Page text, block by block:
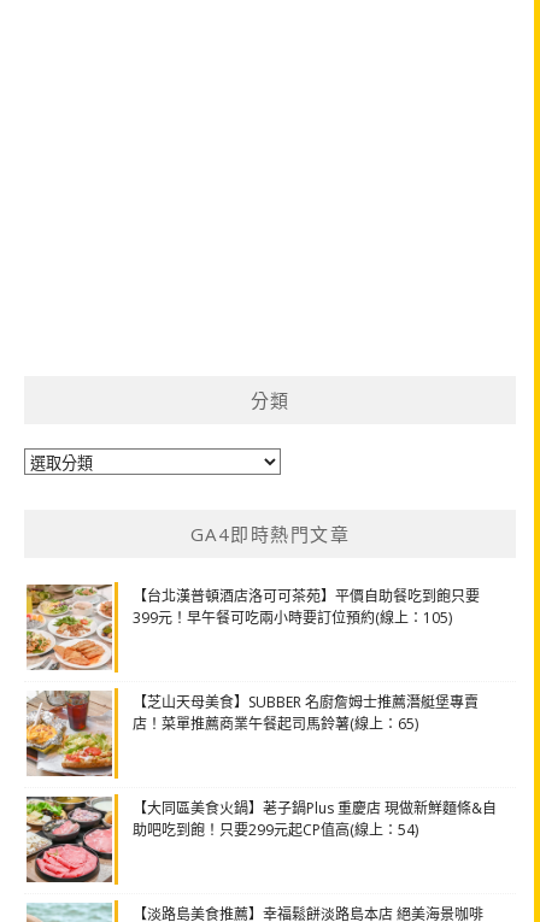
分類
分
GA4即時熱門文章
【台北漢普頓酒店洛可可茶苑】平價自助餐吃到飽只要
399元！早午餐可吃兩小時要訂位預約(線上：105)
【芝山天母美食】SUBBER 名廚詹姆士推薦潛艇堡專賣
店！菜單推薦商業午餐起司馬鈴薯(線上：65)
【大同區美食火鍋】荖子鍋Plus 重慶店 現做新鮮麵條&自
助吧吃到飽！只要299元起CP值高(線上：54)
【淡路島美食推薦】幸福鬆餅淡路島本店 絕美海景咖啡